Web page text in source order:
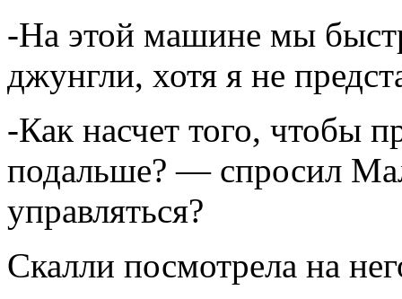
-На этой машине мы
джунгли, хотя я не
-Как насчет того, чтобы
подальше? — спросил
управляться?
Скалли посмотрела на